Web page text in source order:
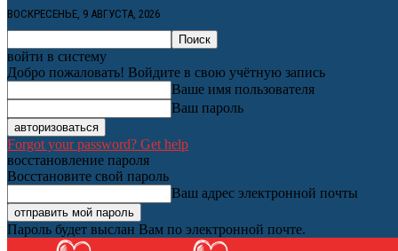
ВОСКРЕСЕНЬЕ, 9 АВГУСТА, 2026
войти в систему
Добро пожаловать! Войдите в свою учётную запись
Ваше имя пользователя
Ваш пароль
Forgot your password? Get help
восстановление пароля
Восстановите свой пароль
Ваш адрес электронной почты
Пароль будет выслан Вам по электронной почте.